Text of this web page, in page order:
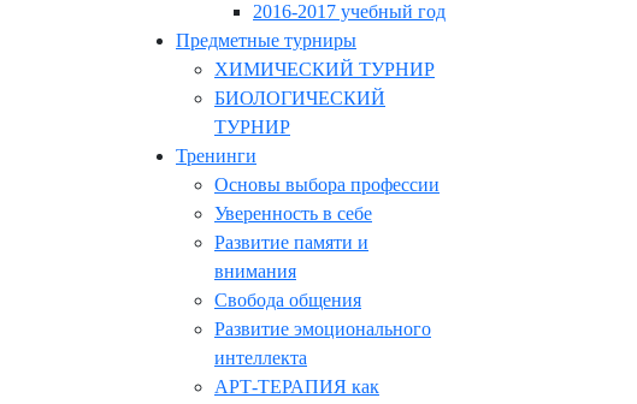
2016-2017 учебный год
Предметные турниры
ХИМИЧЕСКИЙ ТУРНИР
БИОЛОГИЧЕСКИЙ
ТУРНИР
Тренинги
Основы выбора профессии
Уверенность в себе
Развитие памяти и
внимания
Свобода общения
Развитие эмоционального
интеллекта
АРТ-ТЕРАПИЯ как